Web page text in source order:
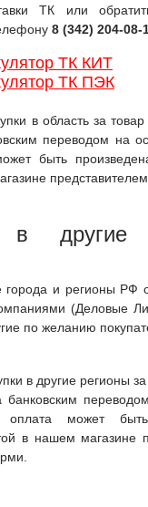
ТК или
8 (342) 204-08-
ТК КИТ
ТК ПЭК
в область за
переводом на
быть
представителем
в другие
города и регионы РФ
(Деловые
по желанию
в другие регионы
банковским
может быть
в нашем магазине